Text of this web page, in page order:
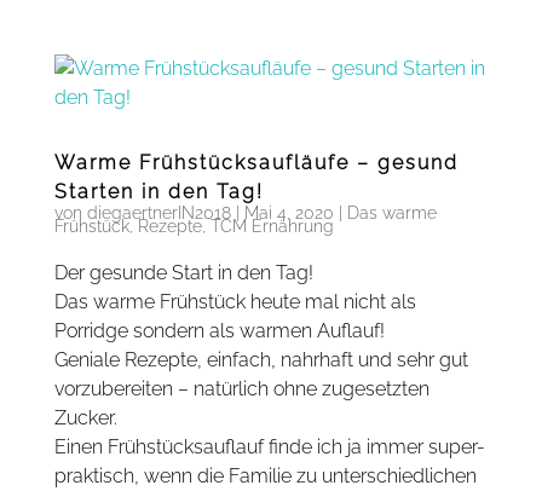
Warme Frühstücksaufläufe – gesund
Starten in den Tag!
von diegaertnerIN2018| Mai 4, 2020 Das warme
Frühstück, Rezepte, TCM Ernährung
Der gesunde Start in den Tag!
Das warme Frühstück heute mal nicht als
Porridge sondern als warmen Auflauf!
Geniale Rezepte, einfach, nahrhaft und sehr gut
vorzubereiten – natürlich ohne zugesetzten
Zucker.
Einen Frühstücksauflauf finde ich ja immer super-
praktisch, wenn die Familie zu unterschiedlichen